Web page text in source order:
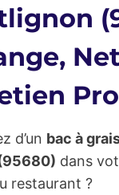
Pro
d’un bac à
dans
restaurant ?